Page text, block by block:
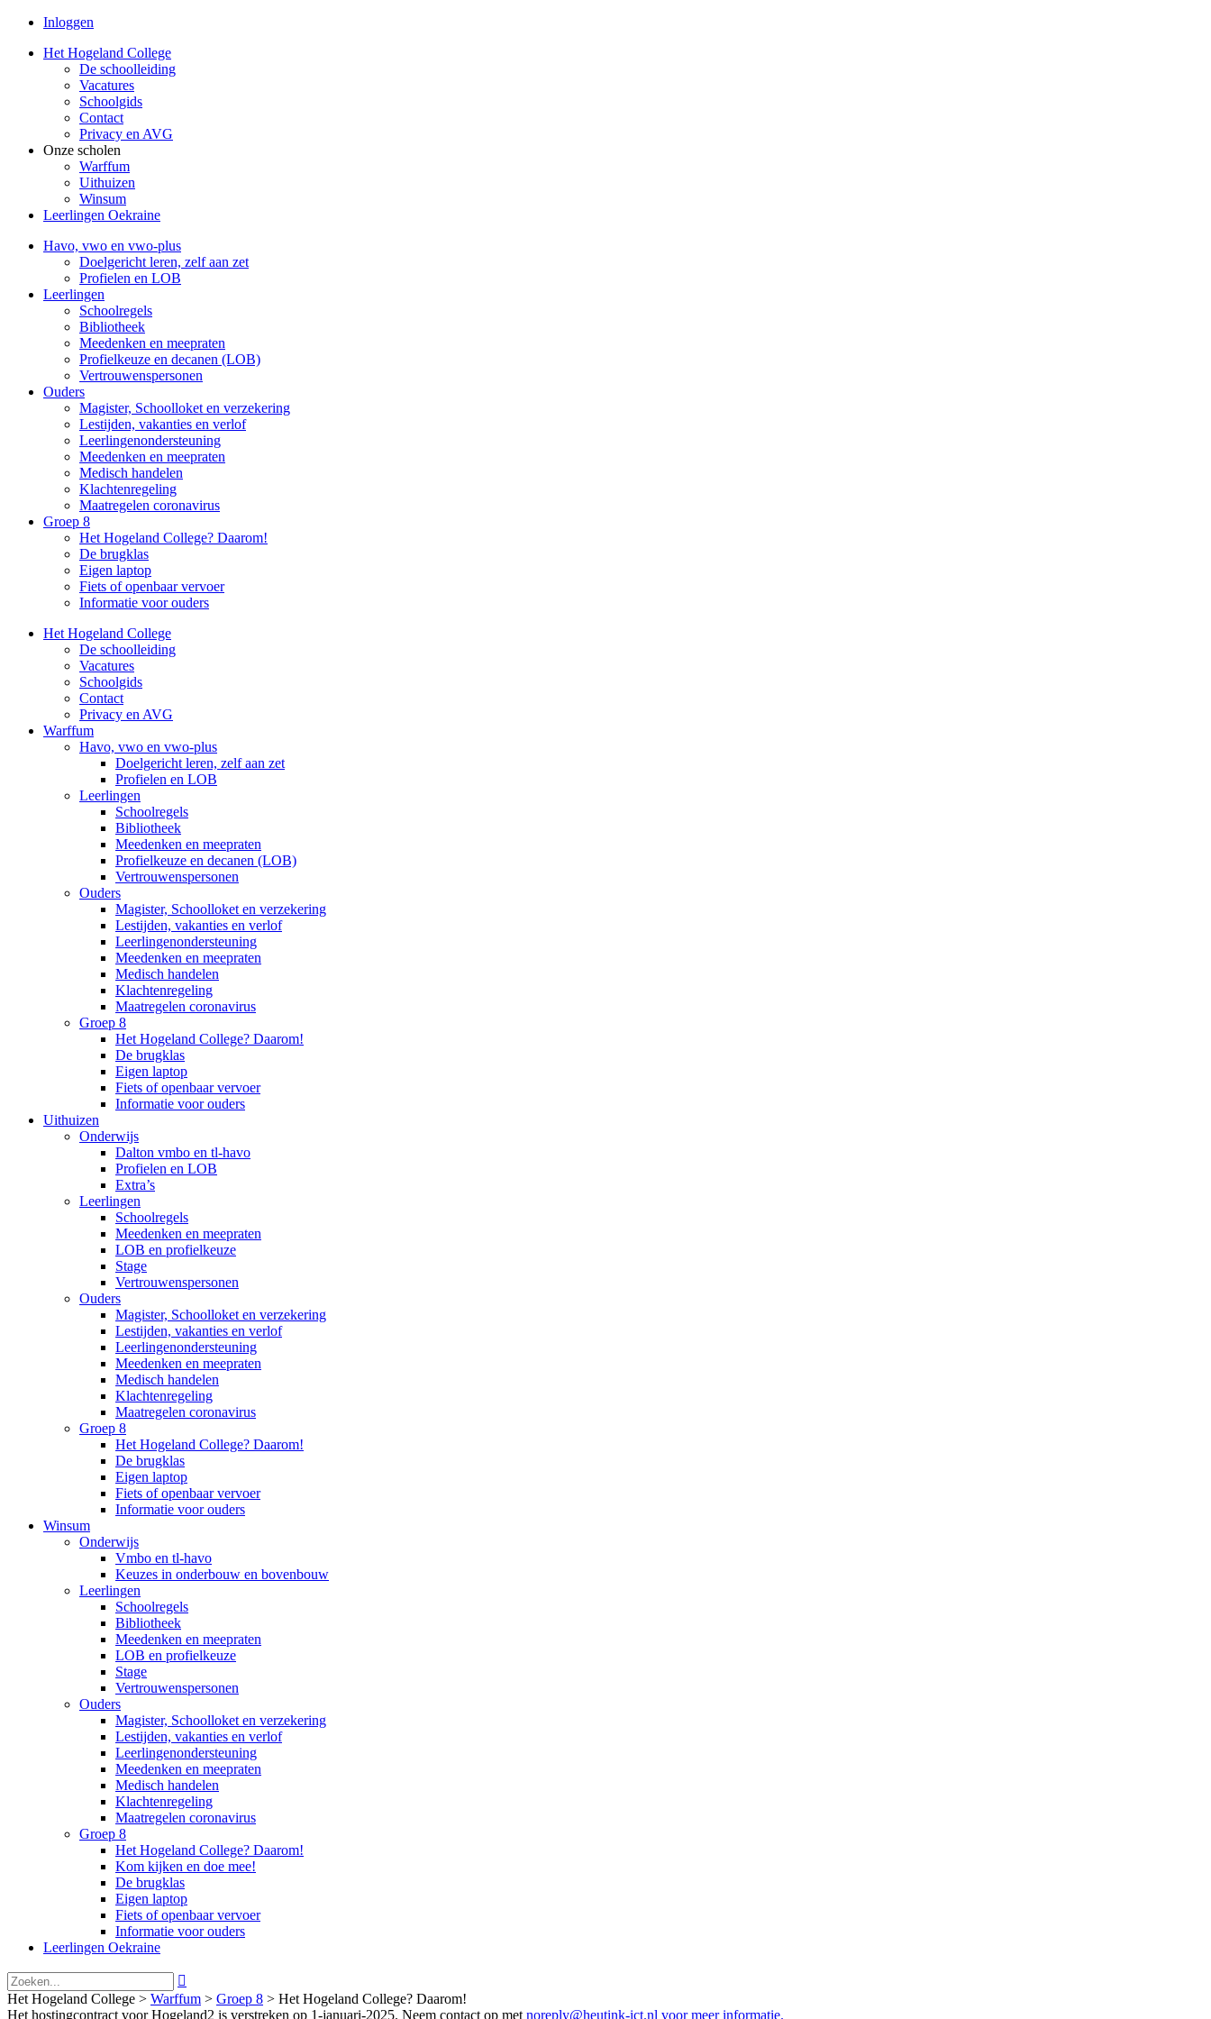
Inloggen
Het Hogeland College
De schoolleiding
Vacatures
Schoolgids
Contact
Privacy en AVG
Onze scholen
Warffum
Uithuizen
Winsum
Leerlingen Oekraine
Havo, vwo en vwo-plus
Doelgericht leren, zelf aan zet
Profielen en LOB
Leerlingen
Schoolregels
Bibliotheek
Meedenken en meepraten
Profielkeuze en decanen (LOB)
Vertrouwenspersonen
Ouders
Magister, Schoolloket en verzekering
Lestijden, vakanties en verlof
Leerlingenondersteuning
Meedenken en meepraten
Medisch handelen
Klachtenregeling
Maatregelen coronavirus
Groep 8
Het Hogeland College? Daarom!
De brugklas
Eigen laptop
Fiets of openbaar vervoer
Informatie voor ouders
Het Hogeland College
De schoolleiding
Vacatures
Schoolgids
Contact
Privacy en AVG
Warffum
Havo, vwo en vwo-plus
Doelgericht leren, zelf aan zet
Profielen en LOB
Leerlingen
Schoolregels
Bibliotheek
Meedenken en meepraten
Profielkeuze en decanen (LOB)
Vertrouwenspersonen
Ouders
Magister, Schoolloket en verzekering
Lestijden, vakanties en verlof
Leerlingenondersteuning
Meedenken en meepraten
Medisch handelen
Klachtenregeling
Maatregelen coronavirus
Groep 8
Het Hogeland College? Daarom!
De brugklas
Eigen laptop
Fiets of openbaar vervoer
Informatie voor ouders
Uithuizen
Onderwijs
Dalton vmbo en tl-havo
Profielen en LOB
Extra’s
Leerlingen
Schoolregels
Meedenken en meepraten
LOB en profielkeuze
Stage
Vertrouwenspersonen
Ouders
Magister, Schoolloket en verzekering
Lestijden, vakanties en verlof
Leerlingenondersteuning
Meedenken en meepraten
Medisch handelen
Klachtenregeling
Maatregelen coronavirus
Groep 8
Het Hogeland College? Daarom!
De brugklas
Eigen laptop
Fiets of openbaar vervoer
Informatie voor ouders
Winsum
Onderwijs
Vmbo en tl-havo
Keuzes in onderbouw en bovenbouw
Leerlingen
Schoolregels
Bibliotheek
Meedenken en meepraten
LOB en profielkeuze
Stage
Vertrouwenspersonen
Ouders
Magister, Schoolloket en verzekering
Lestijden, vakanties en verlof
Leerlingenondersteuning
Meedenken en meepraten
Medisch handelen
Klachtenregeling
Maatregelen coronavirus
Groep 8
Het Hogeland College? Daarom!
Kom kijken en doe mee!
De brugklas
Eigen laptop
Fiets of openbaar vervoer
Informatie voor ouders
Leerlingen Oekraine

Het Hogeland College > Warffum > Groep 8 > Het Hogeland College? Daarom!
Het hostingcontract voor Hogeland2 is verstreken op 1-januari-2025. Neem contact op met noreply@heutink-ict.nl voor meer informatie.